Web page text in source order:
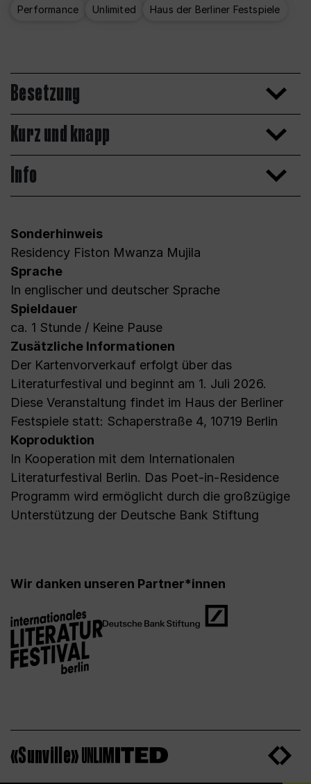
Performance Unlimited Haus der Berliner Festspiele
Besetzung
Kurz und knapp
Info
Sonderhinweis
Residency Fiston Mwanza Mujila
Sprache
In englischer und deutscher Sprache
Spieldauer
ca. 1 Stunde / Keine Pause
Zusätzliche Informationen
Der Kartenvorverkauf erfolgt über das
Literaturfestival und beginnt am 1. Juli 2026.
Diese Veranstaltung findet im Haus der Berliner
Festspiele statt: Schaperstraße 4, 10719 Berlin
Koproduktion
In Kooperation mit dem Internationalen
Literaturfestival Berlin. Das Poet-in-Residence
Programm wird ermöglicht durch die großzügige
Unterstützung der Deutsche Bank Stiftung
Wir danken unseren Partner*innen
«Sunville»